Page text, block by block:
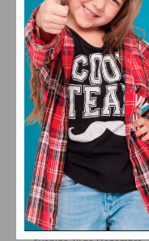
FARMACIAS
FERREIRA